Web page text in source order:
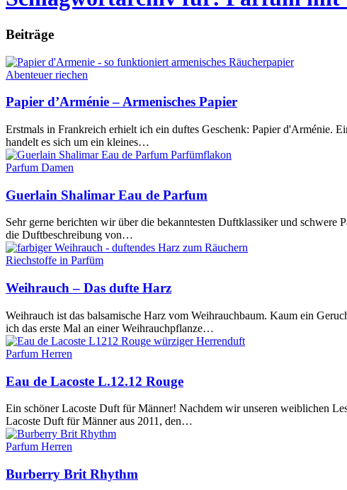
Beiträge
Abenteuer riechen
Papier d’Arménie – Armenisches Papier
Erstmals in Frankreich erhielt ich ein duftes Geschenk: Papier d'Arménie.
handelt es sich um ein kleines…
Parfum Damen
Guerlain Shalimar Eau de Parfum
Sehr gerne berichten wir über die bekanntesten Duftklassiker und
die Duftbeschreibung von…
Riechstoffe in Parfüm
Weihrauch – Das dufte Harz
Weihrauch ist das balsamische Harz vom Weihrauchbaum. Kaum ein
ich das erste Mal an einer Weihrauchpflanze…
Parfum Herren
Eau de Lacoste L.12.12 Rouge
Ein schöner Lacoste Duft für Männer! Nachdem wir unseren weiblichen
Lacoste Duft für Männer aus 2011, den…
Parfum Herren
Burberry Brit Rhythm